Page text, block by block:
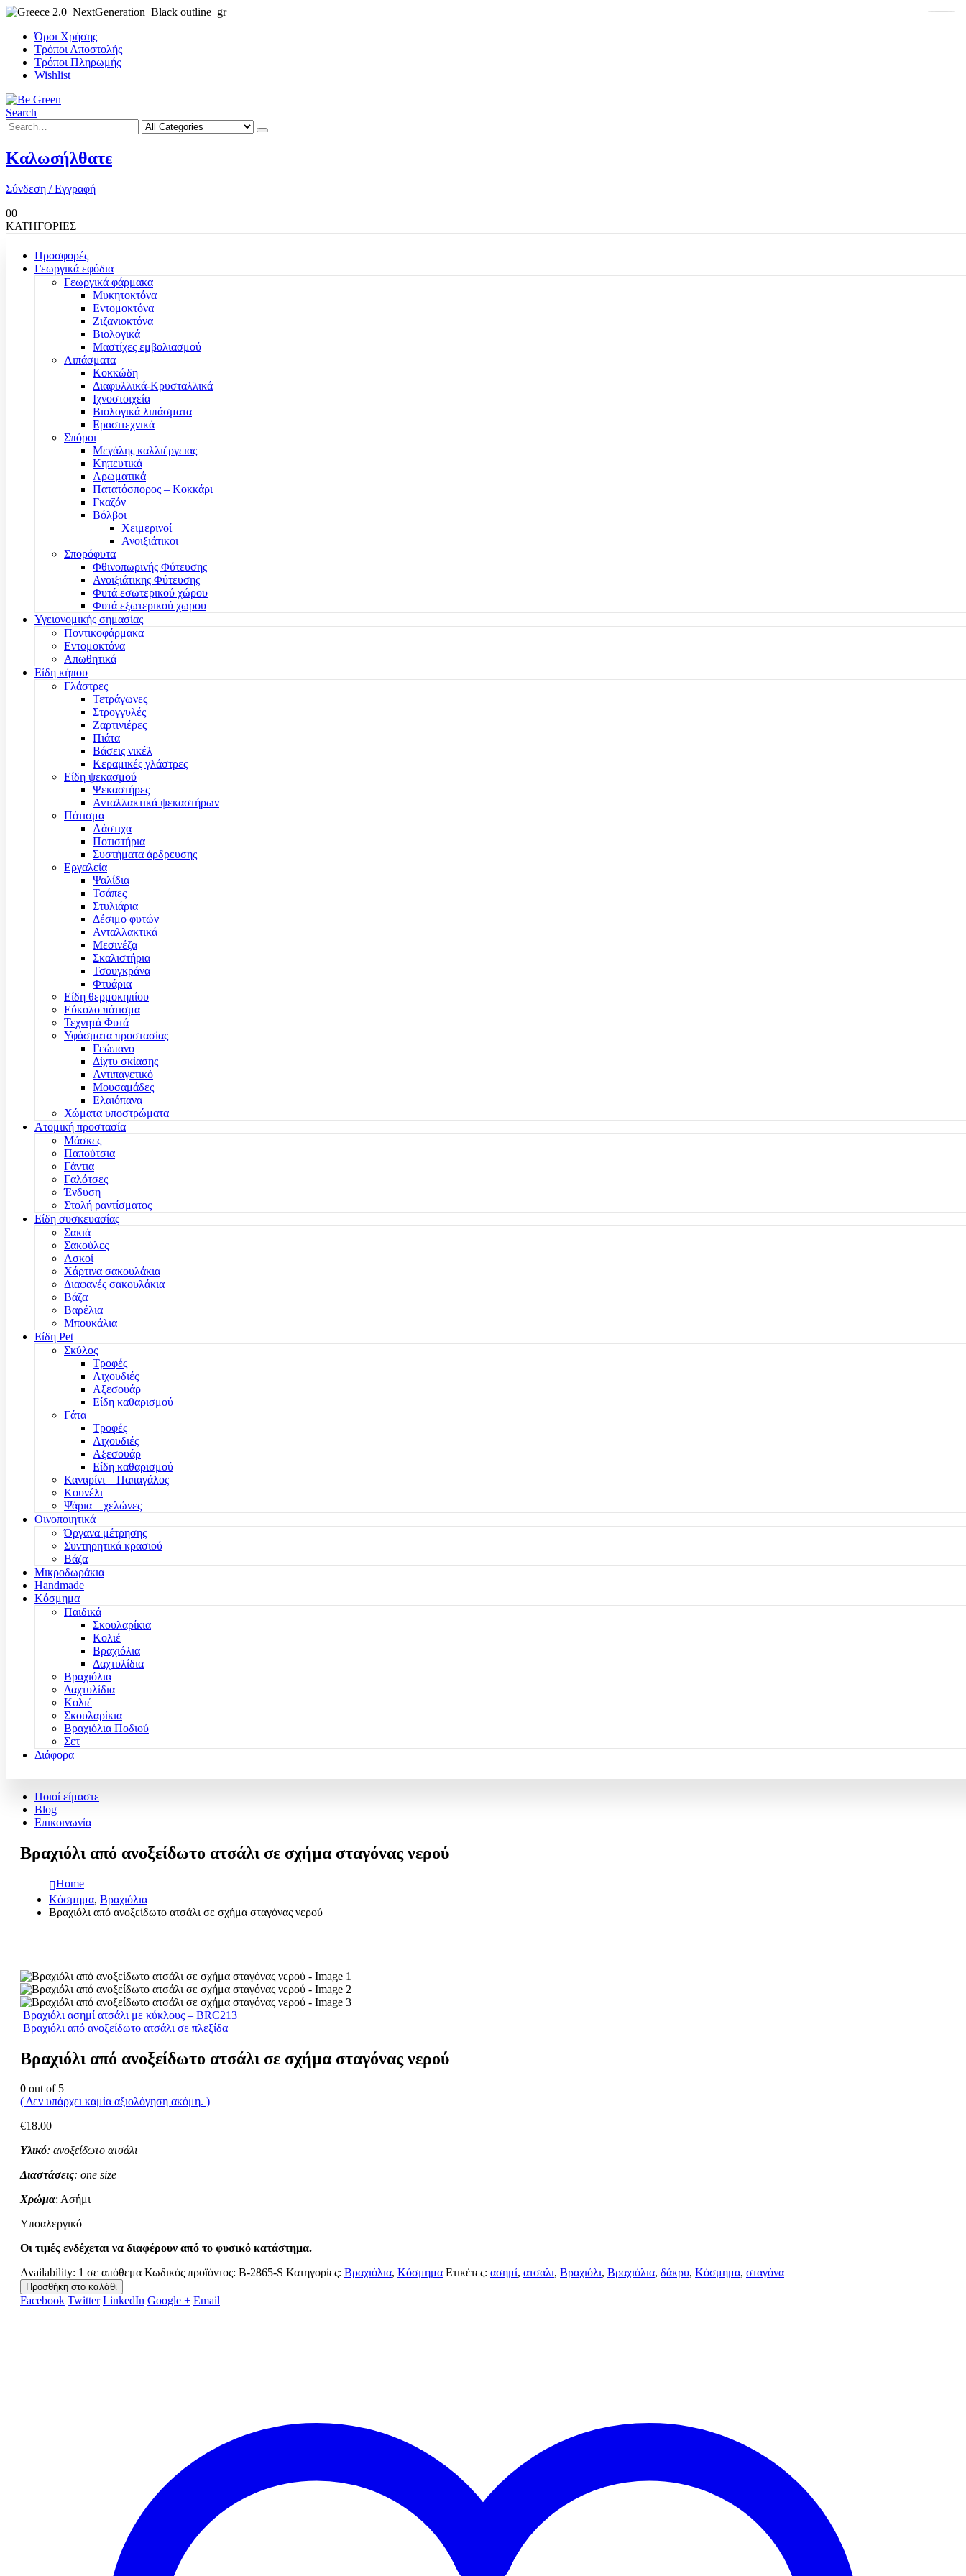
Όροι Χρήσης
Τρόποι Αποστολής
Τρόποι Πληρωμής
Wishlist
Search
Καλωσήλθατε
Σύνδεση / Εγγραφή
00
ΚΑΤΗΓΟΡΙΕΣ
Προσφορές
Γεωργικά εφόδια
Γεωργικά φάρμακα
Μυκητοκτόνα
Εντομοκτόνα
Ζιζανιοκτόνα
Βιολογικά
Μαστίχες εμβολιασμού
Λιπάσματα
Κοκκώδη
Διαφυλλικά-Κρυσταλλικά
Ιχνοστοιχεία
Βιολογικά λιπάσματα
Ερασιτεχνικά
Σπόροι
Μεγάλης καλλιέργειας
Κηπευτικά
Αρωματικά
Πατατόσπορος – Κοκκάρι
Γκαζόν
Βόλβοι
Χειμερινοί
Ανοιξιάτικοι
Σπορόφυτα
Φθινοπωρινής Φύτευσης
Ανοιξιάτικης Φύτευσης
Φυτά εσωτερικού χώρου
Φυτά εξωτερικού χωρου
Υγειονομικής σημασίας
Ποντικοφάρμακα
Εντομοκτόνα
Απωθητικά
Είδη κήπου
Γλάστρες
Τετράγωνες
Στρογγυλές
Ζαρτινιέρες
Πιάτα
Βάσεις νικέλ
Κεραμικές γλάστρες
Είδη ψεκασμού
Ψεκαστήρες
Ανταλλακτικά ψεκαστήρων
Πότισμα
Λάστιχα
Ποτιστήρια
Συστήματα άρδρευσης
Εργαλεία
Ψαλίδια
Τσάπες
Στυλιάρια
Δέσιμο φυτών
Ανταλλακτικά
Μεσινέζα
Σκαλιστήρια
Τσουγκράνα
Φτυάρια
Είδη θερμοκηπίου
Εύκολο πότισμα
Τεχνητά Φυτά
Υφάσματα προστασίας
Γεώπανο
Δίχτυ σκίασης
Αντιπαγετικό
Μουσαμάδες
Ελαιόπανα
Χώματα υποστρώματα
Ατομική προστασία
Μάσκες
Παπούτσια
Γάντια
Γαλότσες
Ένδυση
Στολή ραντίσματος
Είδη συσκευασίας
Σακιά
Σακούλες
Ασκοί
Χάρτινα σακουλάκια
Διαφανές σακουλάκια
Βάζα
Βαρέλια
Μπουκάλια
Είδη Pet
Σκύλος
Τροφές
Λιχουδιές
Αξεσουάρ
Είδη καθαρισμού
Γάτα
Τροφές
Λιχουδιές
Αξεσουάρ
Είδη καθαρισμού
Καναρίνι – Παπαγάλος
Κουνέλι
Ψάρια – χελώνες
Οινοποιητικά
Όργανα μέτρησης
Συντηρητικά κρασιού
Βάζα
Μικροδωράκια
Handmade
Κόσμημα
Παιδικά
Σκουλαρίκια
Κολιέ
Βραχιόλια
Δαχτυλίδια
Βραχιόλια
Δαχτυλίδια
Κολιέ
Σκουλαρίκια
Βραχιόλια Ποδιού
Σετ
Διάφορα
Ποιοί είμαστε
Blog
Επικοινωνία
Βραχιόλι από ανοξείδωτο ατσάλι σε σχήμα σταγόνας νερού
Home
Κόσμημα, Βραχιόλια
Βραχιόλι από ανοξείδωτο ατσάλι σε σχήμα σταγόνας νερού
Βραχιόλι ασημί ατσάλι με κύκλους – BRC213
Βραχιόλι από ανοξείδωτο ατσάλι σε πλεξίδα
Βραχιόλι από ανοξείδωτο ατσάλι σε σχήμα σταγόνας νερού
0 out of 5
( Δεν υπάρχει καμία αξιολόγηση ακόμη. )
€18.00
Υλικό: ανοξείδωτο ατσάλι
Διαστάσεις: one size
Χρώμα: Ασήμι
Υποαλεργικό
Οι τιμές ενδέχεται να διαφέρουν από το φυσικό κατάστημα.
Availability: 1 σε απόθεμα Κωδικός προϊόντος: B-2865-S Κατηγορίες: Βραχιόλια, Κόσμημα Ετικέτες: ασημί, ατσαλι, Βραχιόλι, Βραχιόλια, δάκρυ, Κόσμημα, σταγόνα
Προσθήκη στο καλάθι
Facebook Twitter LinkedIn Google + Email